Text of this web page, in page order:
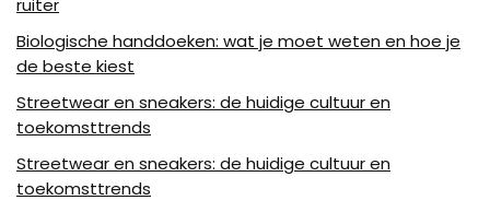
ruiter
Biologische handdoeken: wat je moet weten en hoe je
de beste kiest
Streetwear en sneakers: de huidige cultuur en
toekomsttrends
Streetwear en sneakers: de huidige cultuur en
toekomsttrends